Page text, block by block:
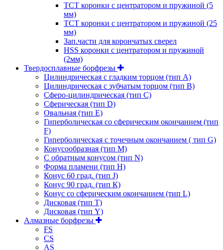
ТСТ коронки с центратором и пружиной (5
мм)
ТСТ коронки с центратором и пружиной (25
мм)
Зап.части для корончатых сверел
HSS коронки с центратором и пружиной
(2мм)
Твердосплавные борфрезы
Цилиндрическая с гладким торцом (тип А)
Цилиндрическая с зубчатым торцом (тип В)
Сферо-цилиндрическая (тип С)
Сферическая (тип D)
Овальная (тип Е)
Гиперболическая со сферическим окончанием (тип
F)
Гиперболическая с точечным окончанием ( тип G)
Конусообразная (тип М)
C обратным конусом (тип N)
Форма пламени (тип H)
Конус 60 град. (тип J)
Конус 90 град. (тип К)
Конус со сферическим окончанием (тип L)
Дисковая (тип Т)
Дисковая (тип Y)
Алмазные борфрезы
FS
CS
AS